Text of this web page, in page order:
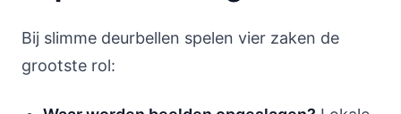
Bij slimme deurbellen spelen vier zaken de
grootste rol: